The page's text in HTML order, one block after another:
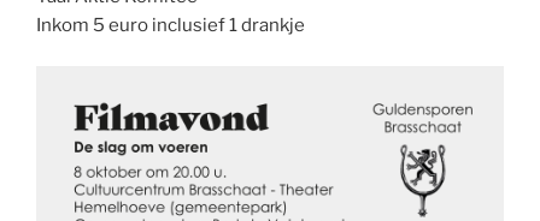
Inkom 5 euro inclusief 1 drankje